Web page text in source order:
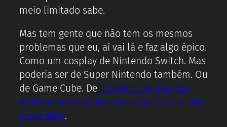
meio limitado sabe.
Mas tem gente que não tem os mesmos
problemas que eu, aí vai lá e faz algo épico.
Como um cosplay de Nintendo Switch. Mas
poderia ser de Super Nintendo também. Ou
de Game Cube. De Nintendo 64 não por
motivos sentimentais de outros colunistas
deste blog.